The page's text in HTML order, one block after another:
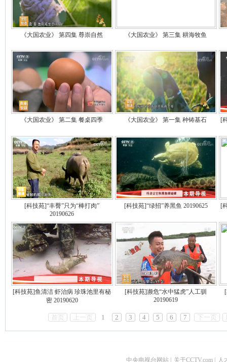
《大国农业》 第四集 尊崇自然 《大国农业》 第三集 耕海牧鱼
《大国农业》 第二集 餐桌四季 《大国农业》 第一集 种铸基石 [
[科技苑]“丰臀”只为“棒打肉”
20190626
[科技苑]“绿招”养黑鱼 20190625 [
[科技苑]鱼清洁 虾治病 珍珠池里有秘
密 20190620
[科技苑]濒危“水中猛虎”人工驯
20190619
首页 上一页 1 2 3 4 5 6 7 下一页
中央电视台网站 关于CCTV.com 人